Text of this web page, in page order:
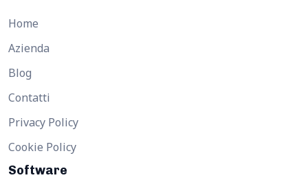
Home
Azienda
Blog
Contatti
Privacy Policy
Cookie Policy
Software